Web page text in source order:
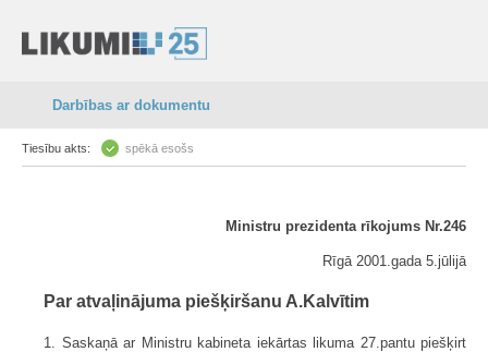
Darbības ar dokumentu
Tiesību akts: spēkā esošs
Ministru prezidenta rīkojums Nr.246
Rīgā 2001.gada 5.jūlijā
Par atvaļinājuma piešķiršanu A.Kalvītim
1. Saskaņā ar Ministru kabineta iekārtas likuma 27.pantu piešķirt